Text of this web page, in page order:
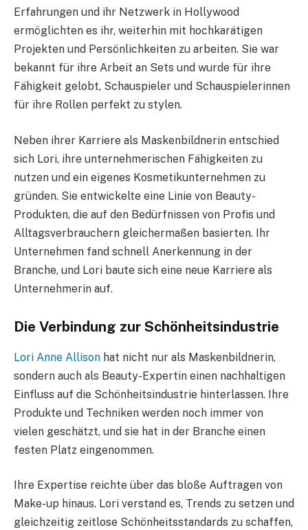
Erfahrungen und ihr Netzwerk in Hollywood
ermöglichten es ihr, weiterhin mit hochkarätigen
Projekten und Persönlichkeiten zu arbeiten. Sie war
bekannt für ihre Arbeit an Sets und wurde für ihre
Fähigkeit gelobt, Schauspieler und Schauspielerinnen
für ihre Rollen perfekt zu stylen.
Neben ihrer Karriere als Maskenbildnerin entschied
sich Lori, ihre unternehmerischen Fähigkeiten zu
nutzen und ein eigenes Kosmetikunternehmen zu
gründen. Sie entwickelte eine Linie von Beauty-
Produkten, die auf den Bedürfnissen von Profis und
Alltagsverbrauchern gleichermaßen basierten. Ihr
Unternehmen fand schnell Anerkennung in der
Branche, und Lori baute sich eine neue Karriere als
Unternehmerin auf.
Die Verbindung zur Schönheitsindustrie
Lori Anne Allison hat nicht nur als Maskenbildnerin,
sondern auch als Beauty-Expertin einen nachhaltigen
Einfluss auf die Schönheitsindustrie hinterlassen. Ihre
Produkte und Techniken werden noch immer von
vielen geschätzt, und sie hat in der Branche einen
festen Platz eingenommen.
Ihre Expertise reichte über das bloße Auftragen von
Make-up hinaus. Lori verstand es, Trends zu setzen und
gleichzeitig zeitlose Schönheitsstandards zu schaffen,